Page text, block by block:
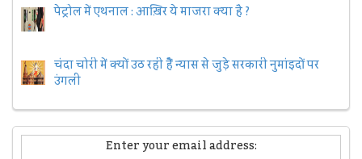
पेट्रोल में एथनाल : आख़िर ये माजरा क्या है ?
चंदा चोरी में क्यों उठ रही हैैं न्यास से जुड़े सरकारी नुमांइदों पर
उंगली
Enter your email address: